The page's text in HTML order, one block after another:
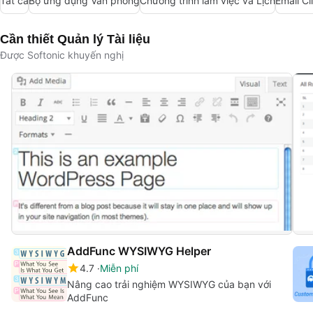
Cần thiết Quản lý Tài liệu
Được Softonic khuyến nghị
AddFunc WYSIWYG Helper
4.7 Miễn phí
Nâng cao trải nghiệm WYSIWYG của bạn với
AddFunc